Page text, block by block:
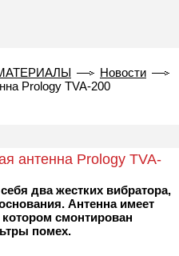
Новости
Prology TVA-200
антенна Prology TVA-
два жестких вибратора,
Антенна имеет
смонтирован
помех.